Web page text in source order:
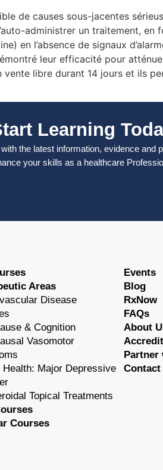
de causes sous-jacentes
administrer un traitement,
en l’absence de signaux
leur efficacité pour
libre durant 14 jours et ils
Learning
the latest information, evidence and
your skills as a healthcare
Areas
Disease
& Cognition
Vasomotor
Health: Major Depressive
Topical Treatments
Courses
Events
Blog
RxNow
FAQs
About
Partner
Contact